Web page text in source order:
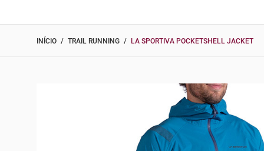
INÍCIO TRAIL RUNNING LA SPORTIVA POCKETSHELL JACKET